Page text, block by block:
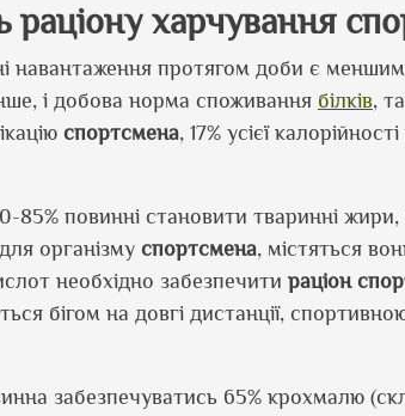
раціону харчування
навантаження протягом доби є
і добова норма споживання білків,
спортсмена, 17% усієї
85% повинні становити тваринні жири,
організму спортсмена, містяться
необхідно забезпечити раціон
бігом на довгі дистанції,
забезпечуватись 65% крохмалю